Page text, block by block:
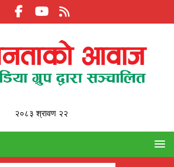
२०८३ श्रावण २२